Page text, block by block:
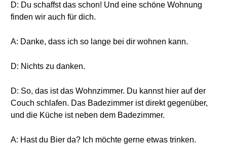
D: Du schaffst das schon! Und eine schöne Wohnung
finden wir auch für dich.
A: Danke, dass ich so lange bei dir wohnen kann.
D: Nichts zu danken.
D: So, das ist das Wohnzimmer. Du kannst hier auf der
Couch schlafen. Das Badezimmer ist direkt gegenüber,
und die Küche ist neben dem Badezimmer.
A: Hast du Bier da? Ich möchte gerne etwas trinken.